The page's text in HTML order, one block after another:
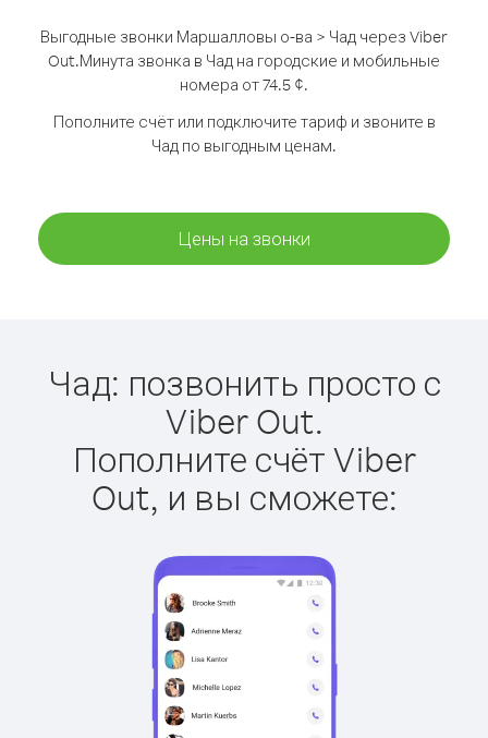
Выгодные звонки Маршалловы о-ва > Чад через Viber
Out.Минута звонка в Чад на городские и мобильные
номера от 74.5 ¢.
Пополните счёт или подключите тариф и звоните в
Чад по выгодным ценам.
Цены на звонки
Чад: позвонить просто с
Viber Out.
Пополните счёт Viber
Out, и вы сможете: